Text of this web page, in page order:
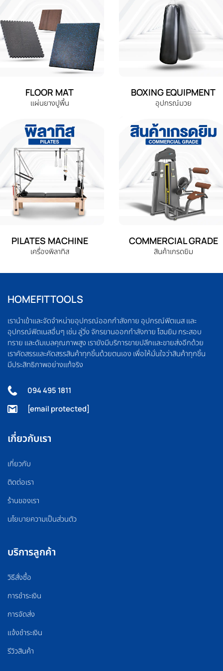
FLOOR MAT
แผ่นยางปูพื้น
BOXING EQUIPMENT
อุปกรณ์มวย
PILATES MACHINE
เครื่องพิลาทิส
COMMERCIAL GRADE
สินค้าเกรดยิม
HOMEFITTOOLS
เรานำเข้าและจัดจำหน่ายอุปกรณ์ออกกำลังกาย อุปกรณ์ฟิตเนส และ
อุปกรณ์ฟิตเนสอื่นๆ เช่น ลู่วิ่ง จักรยานออกกำลังกาย โฮมยิม กระสอบ
ทราย และดัมเบลคุณภาพสูง เรายังมีบริการขายปลีกและขายส่งอีกด้วย
เราคัดสรรและคัดสรรสินค้าทุกชิ้นด้วยตนเอง เพื่อให้มั่นใจว่าสินค้าทุกชิ้น
มีประสิทธิภาพอย่างแท้จริง
094 495 1811
[email protected]
เกี่ยวกับเรา
เกี่ยวกับ
ติดต่อเรา
ร้านของเรา
นโยบายความเป็นส่วนตัว
บริการลูกค้า
วิธีสั่งซื้อ
การชำระเงิน
การจัดส่ง
แจ้งชำระเงิน
รีวิวสินค้า